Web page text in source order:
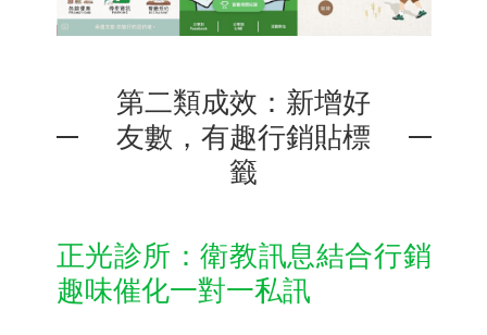
第二類成效：新增好
友數，有趣行銷貼標
籤
正光診所：衛教訊息結合行銷
趣味催化一對一私訊